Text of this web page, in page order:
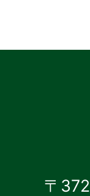
〒